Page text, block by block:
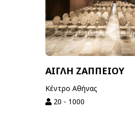
ΑΙΓΛΗ ΖΑΠΠΕΙΟΥ
Κέντρο Αθήνας
20 - 1000